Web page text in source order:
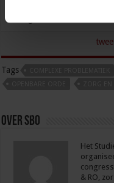
Opleiding Aanpak
Tags
Over sbo
Het
& RO,